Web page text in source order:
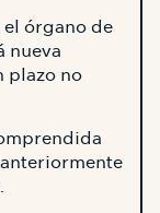
órgano de
nueva
plazo no